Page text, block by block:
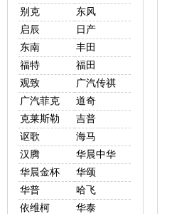
别克
东风
启辰
日产
东南
丰田
福特
福田
观致
广汽传祺
广汽菲克
道奇
克莱斯勒
吉普
讴歌
海马
汉腾
华晨中华
华晨金杯
华颂
华普
哈飞
依维柯
华泰